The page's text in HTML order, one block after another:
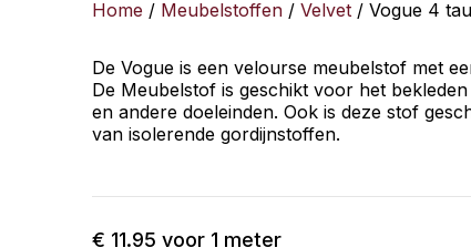
Home / Meubelstoffen / Velvet / Vogue 4
De Vogue is een velourse meubelstof met
De Meubelstof is geschikt voor het
en andere doeleinden. Ook is deze stof
van isolerende gordijnstoffen.
€ 11.95 voor 1 meter